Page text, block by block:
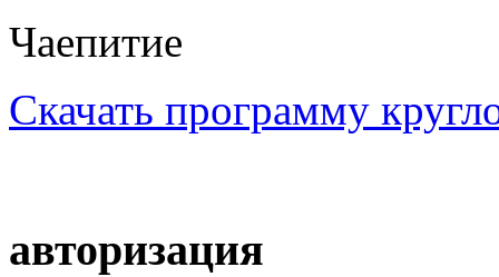
Чаепитие
Скачать программу
авторизация